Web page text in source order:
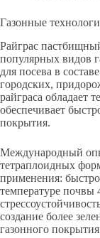
Газонные
Райграс
популярных видов
для посева в
городских,
райграса обладает
обеспечивает
покрытия.
Международный
тетраплоидных
применения:
температуре почвы
создание более
газонного